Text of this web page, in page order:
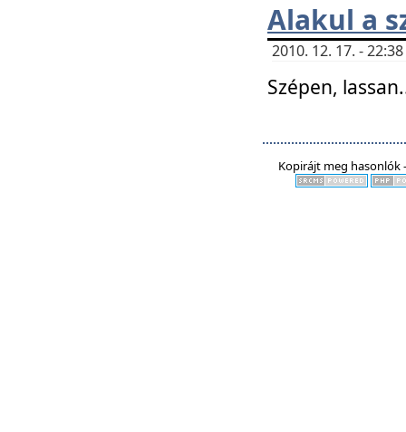
Alakul a
2010. 12. 17. -
Szépen,
Kopirájt meg hasonlók